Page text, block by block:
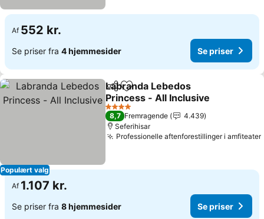
Af 552 kr.
Se priser fra 4 hjemmesider Se priser
Populært valg
Del Føj til favoritter
Labranda Lebedos
Princess - All Inclusive
Se priser
4 Stjerner
8,7 Fremragende
4.439
Seferihisar
Professionelle aftenforestillinger i amfiteater
Af 1.107 kr.
Se priser fra 8 hjemmesider Se priser